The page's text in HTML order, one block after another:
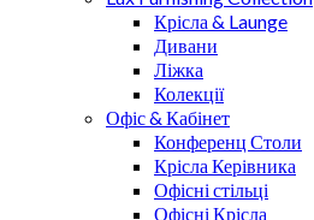
Крісла & Launge
Дивани
Ліжка
Колекції
Офіс & Кабінет
Конференц Столи
Крісла Керівника
Офісні стільці
Офісні Крісла